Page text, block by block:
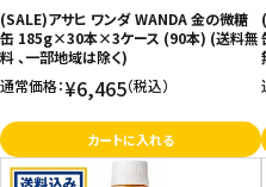
(SALE)アサヒ ワンダ WANDA 金の微糖
缶 185g×30本×3ケース (90本) (送料無
料 、一部地域は除く)
通常価格：¥6,465（税込）
カートに入れる